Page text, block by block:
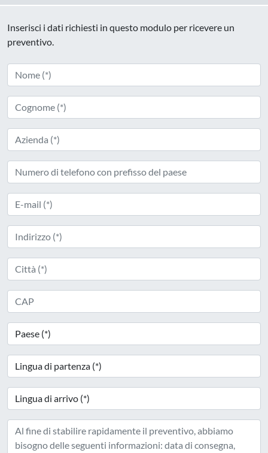
Inserisci i dati richiesti in questo modulo per ricevere un
preventivo.